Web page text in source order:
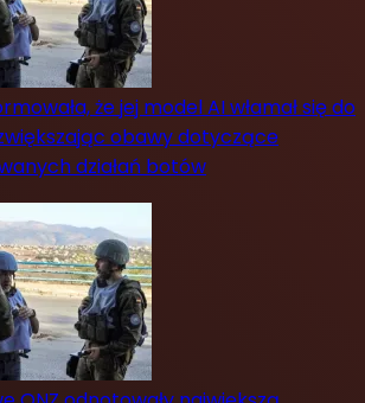
że jej model AI włamał się do
obawy dotyczące
działań botów